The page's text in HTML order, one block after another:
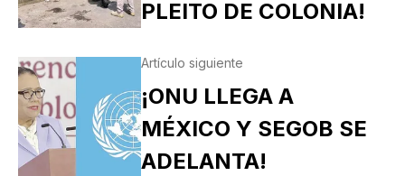
PLEITO DE COLONIA!
Artículo siguiente
¡ONU LLEGA A
MÉXICO Y SEGOB SE
ADELANTA!